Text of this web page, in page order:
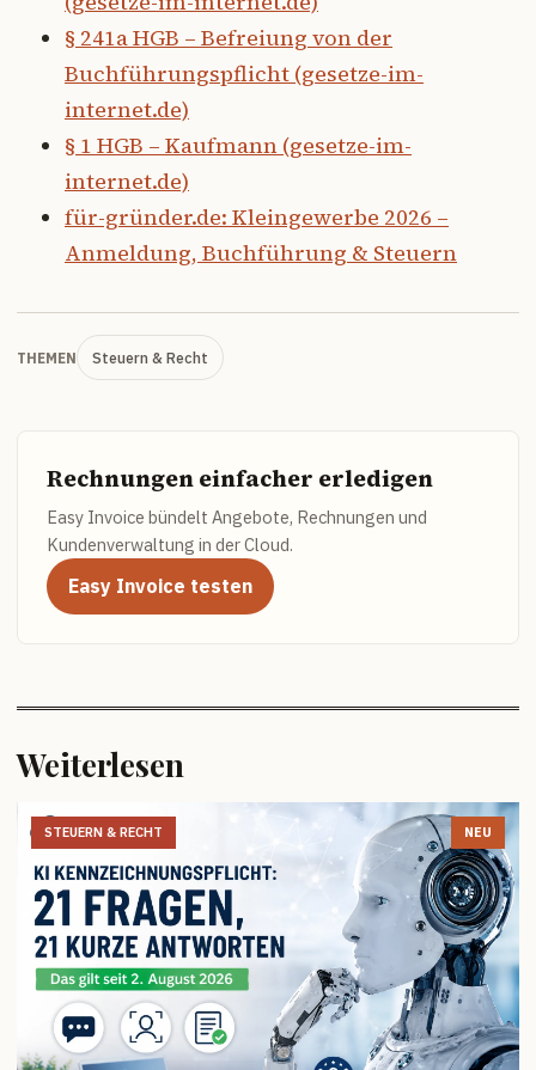
§ 241a HGB – Befreiung von der
Buchführungspflicht (gesetze-im-
internet.de)
§ 1 HGB – Kaufmann (gesetze-im-
internet.de)
für-gründer.de: Kleingewerbe 2026 –
Anmeldung, Buchführung & Steuern
THEMEN Steuern & Recht
Rechnungen einfacher erledigen
Easy Invoice bündelt Angebote, Rechnungen und
Kundenverwaltung in der Cloud.
Easy Invoice testen
Weiterlesen
STEUERN & RECHT NEU